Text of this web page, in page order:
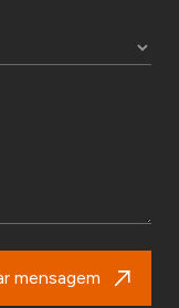
mensagem